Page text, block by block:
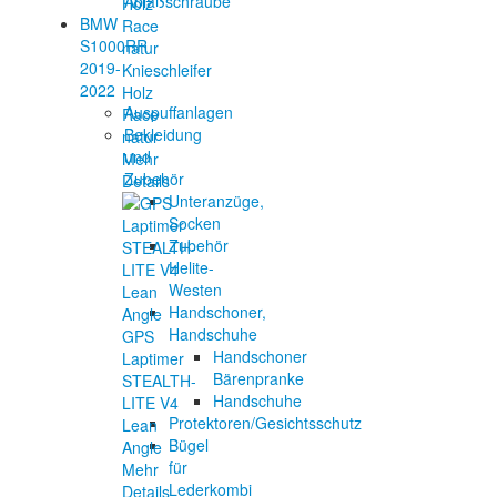
BMW
S1000RR
2019-
2022
Auspuffanlagen
Bekleidung
und
Zubehör
Unteranzüge,
Socken
Zubehör
Helite-
Westen
Handschoner,
Handschuhe
Handschoner
Bärenpranke
Handschuhe
Protektoren/Gesichtsschutz
Bügel
für
Lederkombi
Knieschleifer
Holz
Race
natur
Mehr
Details
GPS
Laptimer
STEALTH-
LITE V4
Lean
Angle
Mehr
Details